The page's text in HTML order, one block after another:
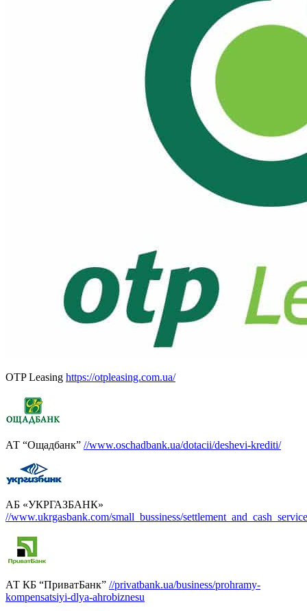
OTP Leasing https://otpleasing.com.ua/
АТ “Ощадбанк” //www.oschadbank.ua/dotacii/deshevi-krediti/
АБ «УКРГАЗБАНК»
//www.ukrgasbank.com/small_bussiness/
АТ КБ “ПриватБанк” //privatbank.ua/business/prohramy-
kompensatsiyi-dlya-ahrobiznesu